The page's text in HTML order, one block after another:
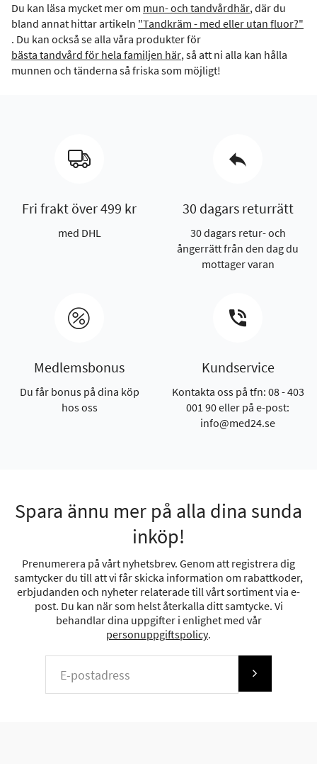
Du kan läsa mycket mer om mun- och tandvårdhär, där du
bland annat hittar artikeln "Tandkräm - med eller utan fluor?"
. Du kan också se alla våra produkter för
bästa tandvård för hela familjen här, så att ni alla kan hålla
munnen och tänderna så friska som möjligt!
Fri frakt över 499 kr
med DHL
30 dagars returrätt
30 dagars retur- och
ångerrätt från den dag du
mottager varan
Medlemsbonus
Du får bonus på dina köp
hos oss
Kundservice
Kontakta oss på tfn: 08 - 403
001 90 eller på e-post:
info@med24.se
Spara ännu mer på alla dina sunda
inköp!
Prenumerera på vårt nyhetsbrev. Genom att registrera dig
samtycker du till att vi får skicka information om rabattkoder,
erbjudanden och nyheter relaterade till vårt sortiment via e-
post. Du kan när som helst återkalla ditt samtycke. Vi
behandlar dina uppgifter i enlighet med vår
personuppgiftspolicy.